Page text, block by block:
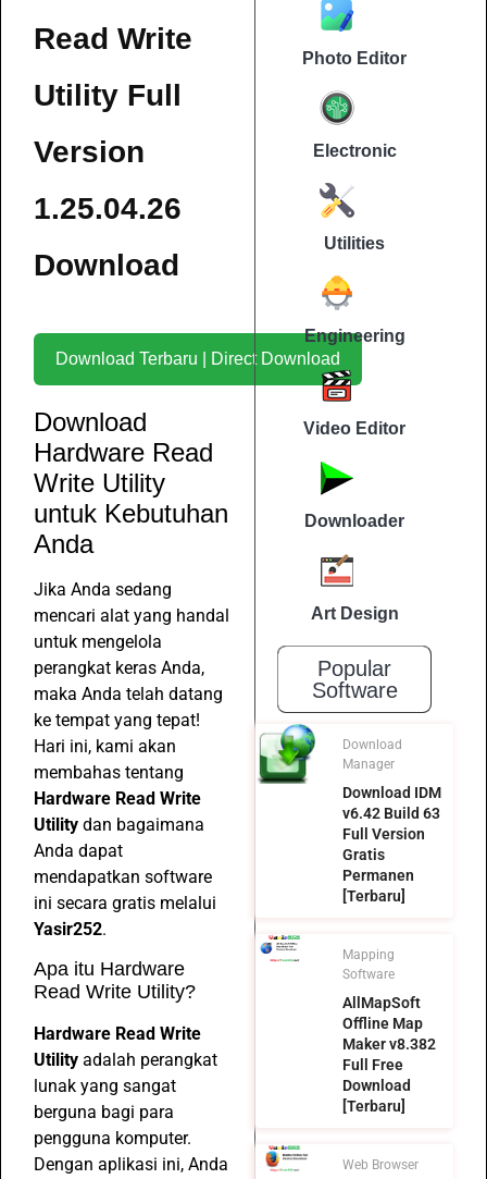
Read Write
Utility Full
Version
1.25.04.26
Download
Download Terbaru | Direct Download
Download
Hardware Read
Write Utility
untuk Kebutuhan
Anda
Jika Anda sedang
mencari alat yang handal
untuk mengelola
perangkat keras Anda,
maka Anda telah datang
ke tempat yang tepat!
Hari ini, kami akan
membahas tentang
Hardware Read Write
Utility dan bagaimana
Anda dapat
mendapatkan software
ini secara gratis melalui
Yasir252.
Apa itu Hardware
Read Write Utility?
Hardware Read Write
Utility adalah perangkat
lunak yang sangat
berguna bagi para
pengguna komputer.
Dengan aplikasi ini, Anda
Photo Editor
Electronic
Utilities
Engineering
Video Editor
Downloader
Art Design
Popular
Software
Download
Manager
Download IDM
v6.42 Build 63
Full Version
Gratis
Permanen
[Terbaru]
Mapping
Software
AllMapSoft
Offline Map
Maker v8.382
Full Free
Download
[Terbaru]
Web Browser